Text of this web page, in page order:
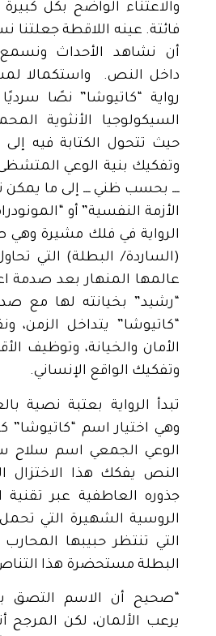
والاعتناء الواضح بكل
فائتة. عينه اللاقطة
أن نشاهد الأحداث
داخل النص. واستكمالا
رواية “كاتيوشا” نصًا
السيكولوجيا الأنثوية
حيث تتحول الكتابة فيه إلى
وتفكيك بنية الوعي
ـــ بحسب ظني ـــ إلى ما
الأزمة النفسية” أو
الرواية في فلك مشيرة
(الساردة/ البطلة) التي
عالمها المنهار بعد صدمة
“رشيد” بخيانته لها مع
“كاتيوشا” يتداخل الزمن،
الأمان والخيانة، وتوظيف
وتفكيك الواقع الإنساني.
تبدأ الرواية بعتبة نصية
وهي اختيار اسم “كاتيوشا”
الوعي الجمعي اسم سلاح
النص يفكك هذا الاختزال
جذوره العاطفية عبر تقنية
الروسية الشهيرة التي
التي تنتظر حبيبها
البطلة مستحضرة هذا
“صحيح أن الاسم التصق
يرعب الألمان، لكن المرجح